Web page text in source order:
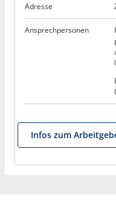
Adresse
Ansprechpersonen
Infos zum